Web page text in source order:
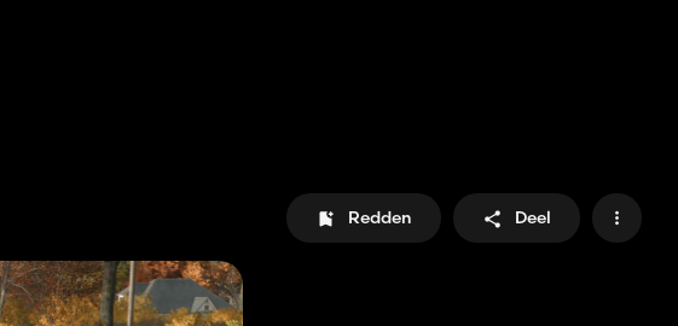
Redden Deel